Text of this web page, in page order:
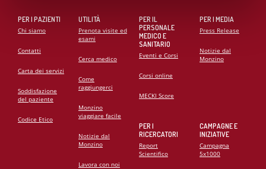
PER I PAZIENTI
Chi siamo
Contatti
Carta dei servizi
Soddisfazione
del paziente
Codice Etico
UTILITÀ
Prenota visite ed
esami
Cerca medico
Come
raggiungerci
Monzino
viaggiare facile
Notizie dal
Monzino
Lavora con noi
PER IL
PERSONALE
MEDICO E
SANITARIO
Eventi e Corsi
Corsi online
MECKI Score
PER I
RICERCATORI
Report
Scientifico
PER I MEDIA
Press Release
Notizie dal
Monzino
CAMPAGNE E
INIZIATIVE
Campagna
5x1000